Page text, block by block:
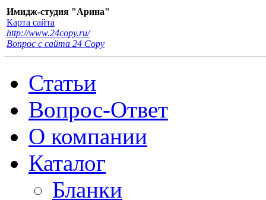
Имидж-студия "Арина"
Карта сайта
http://www.24copy.ru/
Вопрос с сайта 24 Сopy
Статьи
Вопрос-Ответ
О компании
Каталог
Бланки